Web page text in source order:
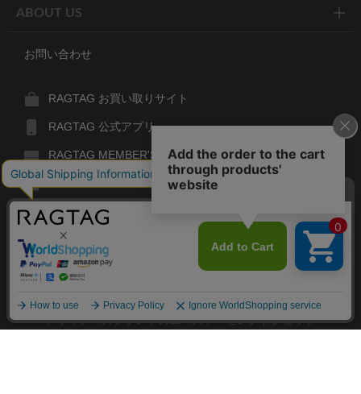
ABOUT US
お問い合わせ
RAGTAG お買い取りサイト
RAGTAG 公式アプリ
RAGTAG MEMBER'S CARD
RAGTAG MAGAZINE
RAGTAG Global
RAGTAG
デザイナーズブランドのユーズド・セレクトショップ